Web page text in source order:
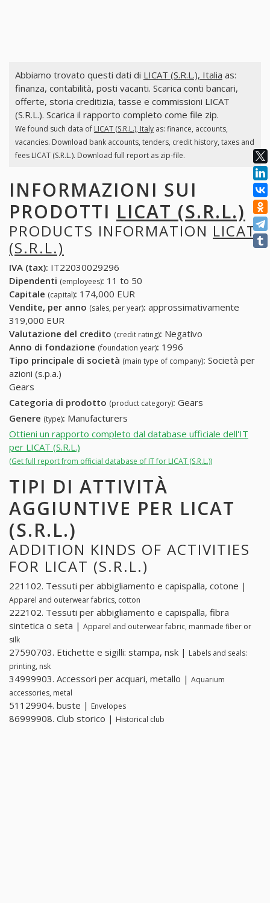
Abbiamo trovato questi dati di LICAT (S.R.L.), Italia as:
finanza, contabilità, posti vacanti. Scarica conti bancari,
offerte, storia creditizia, tasse e commissioni LICAT
(S.R.L.). Scarica il rapporto completo come file zip.
We found such data of LICAT (S.R.L.), Italyas: finance, accounts,
vacancies. Download bank accounts, tenders, credit history, taxes and
fees LICAT (S.R.L.). Download full report as zip-file.
INFORMAZIONI SUI
PRODOTTI LICAT (S.R.L.)
PRODUCTS INFORMATION LICAT
(S.R.L.)
IVA (tax): IT22030029296
Dipendenti (employees): 11 to 50
Capitale (capital): 174,000 EUR
Vendite, per anno (sales, per year): approssimativamente
319,000 EUR
Valutazione del credito (credit rating): Negativo
Anno di fondazione (foundation year): 1996
Tipo principale di società (main type of company): Società per
azioni (s.p.a.)
Gears
Categoria di prodotto (product category): Gears
Genere (type): Manufacturers
Ottieni un rapporto completo dal database ufficiale dell'IT
per LICAT (S.R.L.)
(Get full report from official database of IT for LICAT (S.R.L.))
TIPI DI ATTIVITÀ
AGGIUNTIVE PER LICAT
(S.R.L.)
ADDITION KINDS OF ACTIVITIES
FOR LICAT (S.R.L.)
221102. Tessuti per abbigliamento e capispalla, cotone |
Apparel and outerwear fabrics, cotton
222102. Tessuti per abbigliamento e capispalla, fibra
sintetica o seta | Apparel and outerwear fabric, manmade fiber or
silk
27590703. Etichette e sigilli: stampa, nsk | Labels and seals:
printing, nsk
34999903. Accessori per acquari, metallo | Aquarium
accessories, metal
51129904. buste | Envelopes
86999908. Club storico | Historical club